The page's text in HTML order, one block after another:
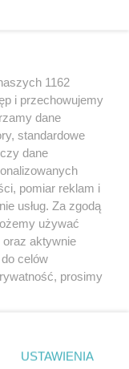
sp. z o.o.
1162
i przechowujemy
dane
standardowe
dane
pomiar reklam i
usług. Za zgodą
używać
oraz aktywnie
celów
prosimy
rogu strony
nie wymagają
USTAWIENIA